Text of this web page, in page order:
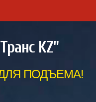
KZ"
ПОДЪЕМА!